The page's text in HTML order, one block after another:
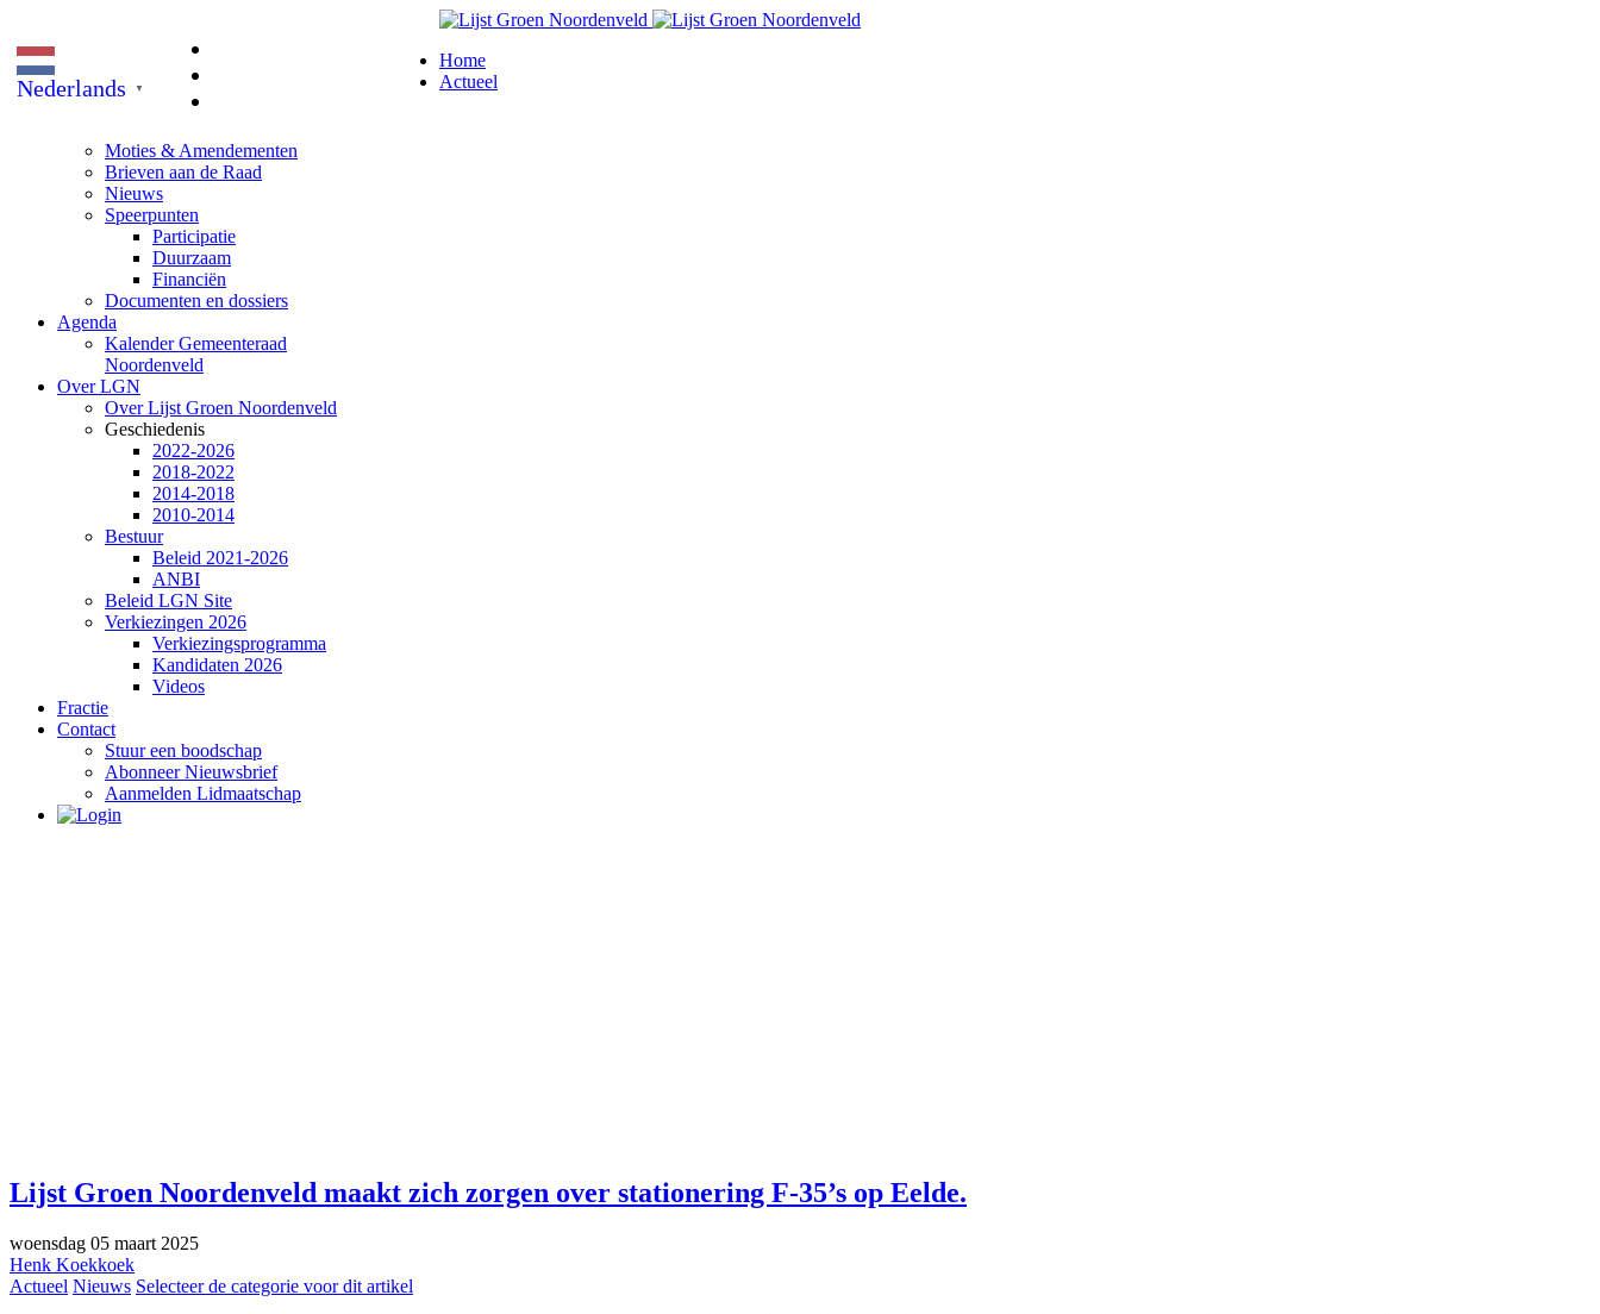
Nederlands ▼
Home
Actueel
Moties & Amendementen
Brieven aan de Raad
Nieuws
Speerpunten
Participatie
Duurzaam
Financiën
Documenten en dossiers
Agenda
Kalender Gemeenteraad
Noordenveld
Over LGN
Over Lijst Groen Noordenveld
Geschiedenis
2022-2026
2018-2022
2014-2018
2010-2014
Bestuur
Beleid 2021-2026
ANBI
Beleid LGN Site
Verkiezingen 2026
Verkiezingsprogramma
Kandidaten 2026
Videos
Fractie
Contact
Stuur een boodschap
Abonneer Nieuwsbrief
Aanmelden Lidmaatschap
Lijst Groen Noordenveld maakt zich zorgen over stationering F-35’s op Eelde.
woensdag 05 maart 2025
Henk Koekkoek
Actueel Nieuws Selecteer de categorie voor dit artikel